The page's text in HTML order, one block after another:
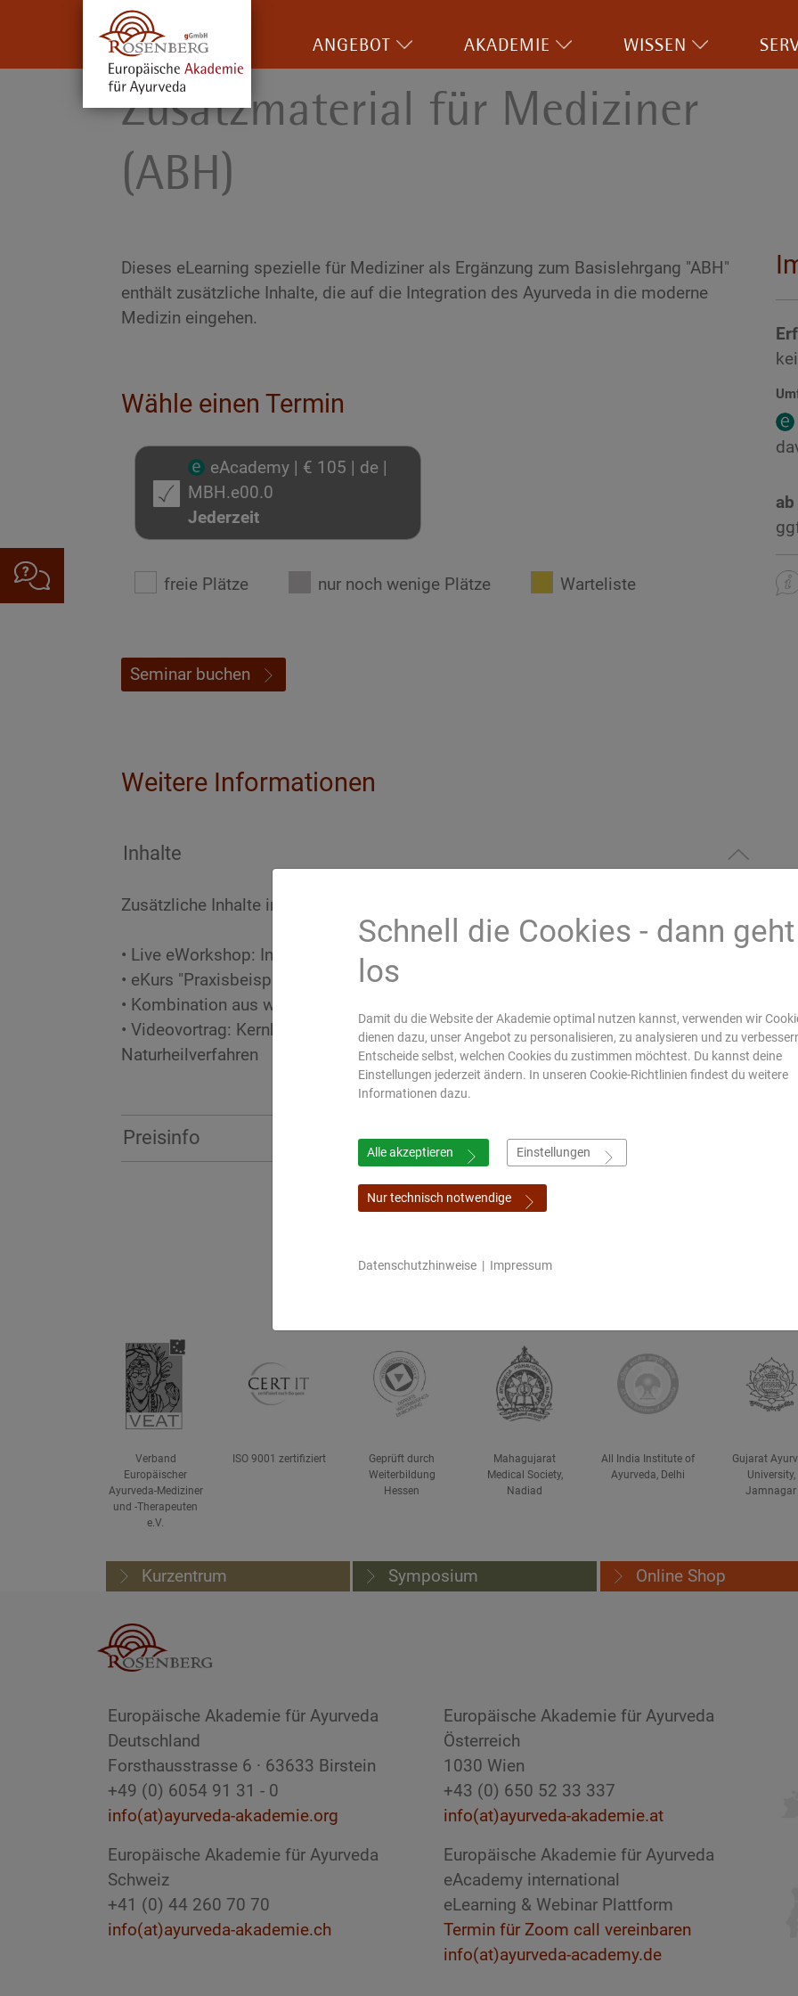
ANGEBOT AKADEMIE WISSEN
Zusatzmaterial für Mediziner
(ABH)
Dieses eLearning spezielle für Mediziner als Ergänzung zum Basislehrgang "ABH"
enthält zusätzliche Inhalte, die auf die Integration des Ayurveda in die moderne
Medizin eingehen.
Wähle einen Termin
eAcademy | € 105 | de |
MBH.e00.0
Jederzeit
freie Plätze nur noch wenige Plätze Warteliste
Seminar buchen
Weitere Informationen
Inhalte
Zusätzliche Inhalte im Basislehrgang für Mediziner:
• Live eWorkshop: Integration des Ayurveda in die moderne Medizin
• eKurs "Praxisbeispiele für Ärzte": Das Reizdarmsyndrom
• Kombination aus westlicher Medizin und Ayurveda
• Videovortrag: Kernkonzepte des Ayurveda unter Bezugnahme auf westliche
Naturheilverfahren
Preisinfo
Bitte beachte die Preisinformation bei den jeweiligen Modulterminen.
Per Rechnung: Fällig 14 Tage vor Seminarbeginn
Verband
Europäischer
Ayurveda-Mediziner
und -Therapeuten
e.V.
ISO 9001 zertifiziert
Geprüft durch
Weiterbildung
Hessen
Mahagujarat
Medical Society,
Nadiad
All India Institute of
Ayurveda, Delhi
Gujarat
University,
Jamnagar
Kurzentrum Symposium Online Shop
Europäische Akademie für Ayurveda
Deutschland
Forsthausstrasse 6 · 63633 Birstein
+49 (0) 6054 91 31 - 0
info(at)ayurveda-akademie.org
Europäische Akademie für Ayurveda
Österreich
1030 Wien
+43 (0) 650 52 33 337
info(at)ayurveda-akademie.at
Europäische Akademie für Ayurveda
Schweiz
+41 (0) 44 260 70 70
info(at)ayurveda-akademie.ch
Europäische Akademie für Ayurveda
eAcademy international
eLearning & Webinar Plattform
Termin für Zoom call vereinbaren
info(at)ayurveda-academy.de
Schnell die Cookies - dann
los
Damit du die Website der Akademie optimal nutzen kannst, verwenden wir
dienen dazu, unser Angebot zu personalisieren, zu analysieren und zu
Entscheide selbst, welchen Cookies du zustimmen möchtest. Du kannst deine
Einstellungen jederzeit ändern. In unseren Cookie-Richtlinien findest du weitere
Informationen dazu.
Alle akzeptieren Einstellungen
Nur technisch notwendige
Datenschutzhinweise| Impressum